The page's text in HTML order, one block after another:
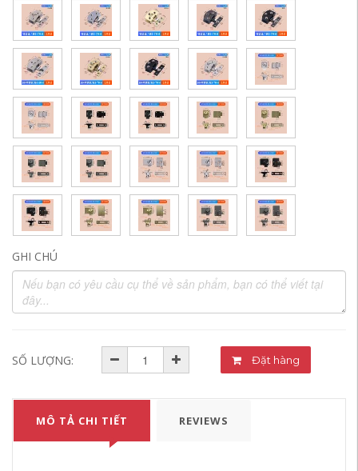
GHI CHÚ
SỐ LƯỢNG: Đặt hàng
MÔ TẢ CHI TIẾT REVIEWS